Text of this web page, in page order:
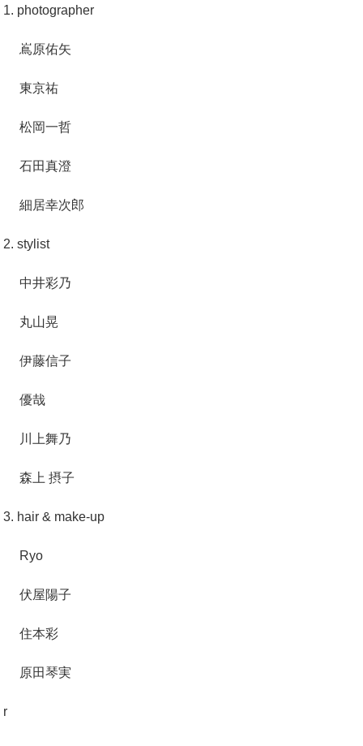
1. photographer
嶌原佑矢
東京祐
松岡一哲
石田真澄
細居幸次郎
2. stylist
中井彩乃
丸山晃
伊藤信子
優哉
川上舞乃
森上 摂子
3. hair & make-up
Ryo
伏屋陽子
住本彩
原田琴実
r